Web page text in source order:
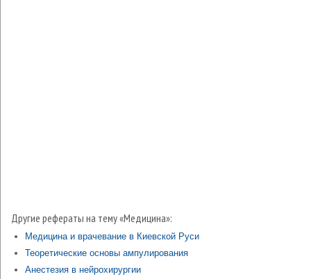
Другие рефераты на тему «Медицина»:
Медицина и врачевание в Киевской Руси
Теоретические основы ампулирования
Анестезия в нейрохирургии